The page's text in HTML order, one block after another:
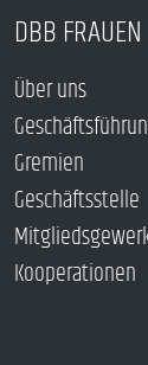
DBB FRAUEN
Über uns
Gremien
Geschäftsstelle
Kooperationen